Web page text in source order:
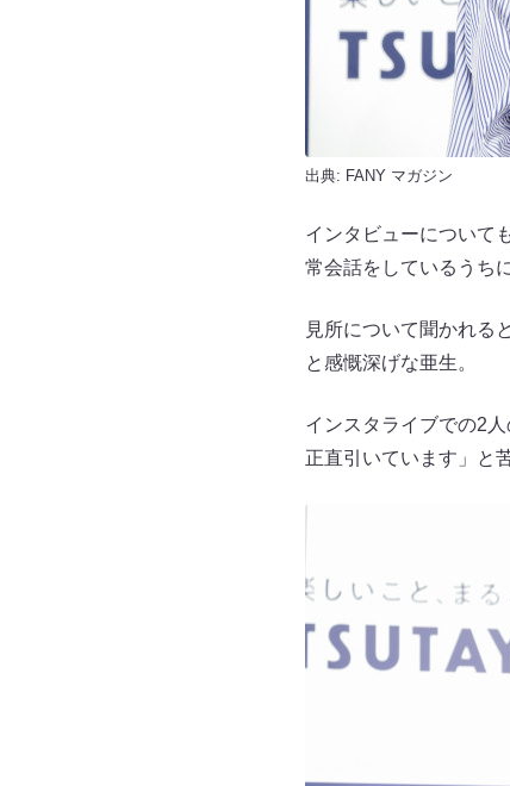
出典: FANY マガジン
インタビューについて
常会話をしているうち
見所について聞かれる
と感慨深げな亜生。
インスタライブでの2
正直引いています」と